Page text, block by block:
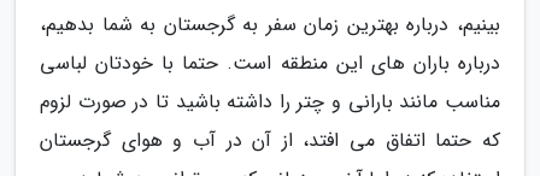
بینیم، درباره بهترین زمان سفر به گرجستان به شما بدهیم،
درباره باران های این منطقه است. حتما با خودتان لباسی
مناسب مانند بارانی و چتر را داشته باشید تا در صورت لزوم
که حتما اتفاق می افتد، از آن در آب و هوای گرجستان